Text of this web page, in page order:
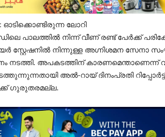
ലോറി
പാലത്തിൽ നിന്ന് വീണ് രണ്ട് പേർക്ക്
നിന്നുള്ള അഗ്നിശമന സേനാ
നടത്തി. അപകടത്തിന് കാരണമെന്താണെന്ന്
അൽ-റായ് ദിനംപ്രതി
ഗുരുതരമല്ല.